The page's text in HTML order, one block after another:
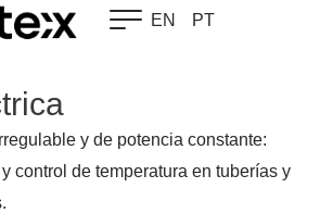
EN PT
y de potencia constante:
control de temperatura en tuberías y